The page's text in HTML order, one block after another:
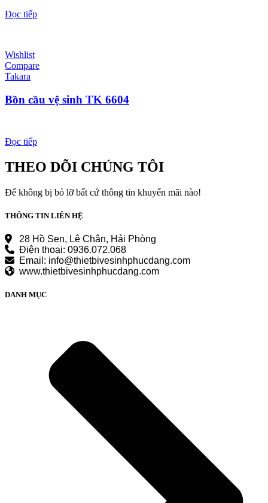
Đọc tiếp
Wishlist
Compare
Takara
Bồn cầu vệ sinh TK 6604
Đọc tiếp
THEO DÕI CHÚNG TÔI
Để không bị bỏ lỡ bất cứ thông tin khuyến mãi nào!
THÔNG TIN LIÊN HỆ
28 Hồ Sen, Lê Chân, Hải Phòng
Điện thoại: 0936.072.068
Email: info@thietbivesinhphucdang.com
www.thietbivesinhphucdang.com
DANH MỤC